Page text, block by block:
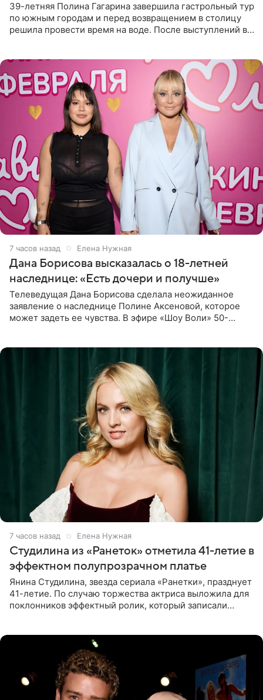
39-летняя Полина Гагарина завершила гастрольный тур
по южным городам и перед возвращением в столицу
решила провести время на воде. После выступлений в
7 часов назад Елена Нужная
Дана Борисова высказалась о 18-летней
наследнице: «Есть дочери и получше»
Телеведущая Дана Борисова сделала неожиданное
заявление о наследнице Полине Аксеновой, которое
может задеть ее чувства. В эфире «Шоу Воли» 50-
7 часов назад Елена Нужная
Студилина из «Ранеток» отметила 41-летие в
эффектном полупрозрачном платье
Янина Студилина, звезда сериала «Ранетки», празднует
41-летие. По случаю торжества актриса выложила для
поклонников эффектный ролик, который записали